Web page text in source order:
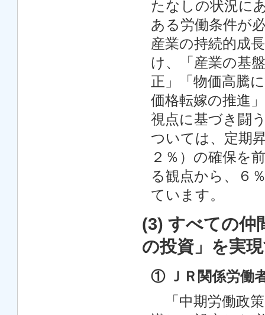
たなしの状況に
ある労働条件が
産業の持続的成
け、「産業の基
正」「物価高騰
価格転嫁の推進
視点に基づき闘
ついては、定期
２％）の確保を
る観点から、６
ています。
(3) すべての仲
の投資」を実
① ＪＲ関係労働
「中期労働政